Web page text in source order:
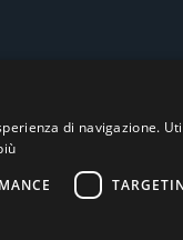
di navigazione.